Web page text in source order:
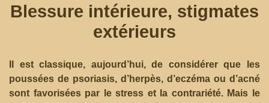
Blessure intérieure, stigmates
extérieurs
Il est classique, aujourd’hui, de considérer que les
poussées de psoriasis, d’herpès, d’eczéma ou d’acné
sont favorisées par le stress et la contrariété. Mais le